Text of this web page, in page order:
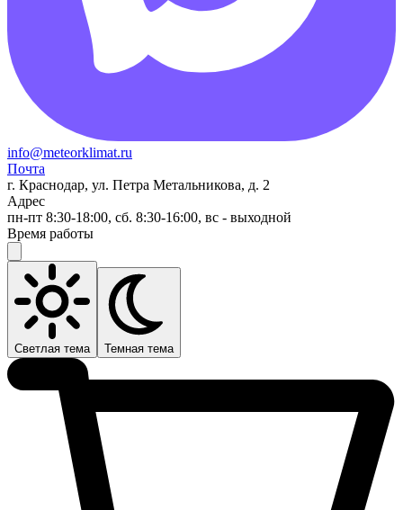
info@meteorklimat.ru
Почта
г. Краснодар, ул. Петра Метальникова, д. 2
Адрес
пн-пт 8:30-18:00, сб. 8:30-16:00, вс - выходной
Время работы
Светлая тема Темная тема